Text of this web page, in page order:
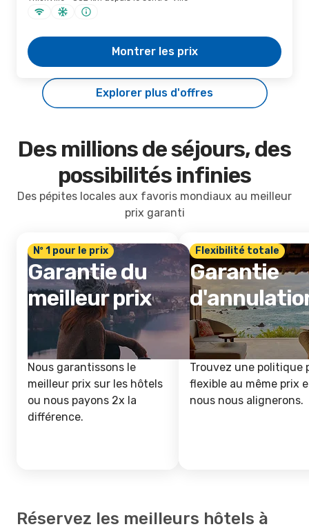
Montrer les prix
Explorer plus d'offres
Des millions de séjours, des
possibilités infinies
Des pépites locales aux favoris mondiaux au meilleur
prix garanti
Nº 1 pour le prix
Garantie du
meilleur prix
Nous garantissons le
meilleur prix sur les hôtels
ou nous payons 2x la
différence.
Flexibilité totale
Garantie
Trouvez une politique
flexible au même prix
nous nous alignerons.
Réservez les meilleurs hôtels à